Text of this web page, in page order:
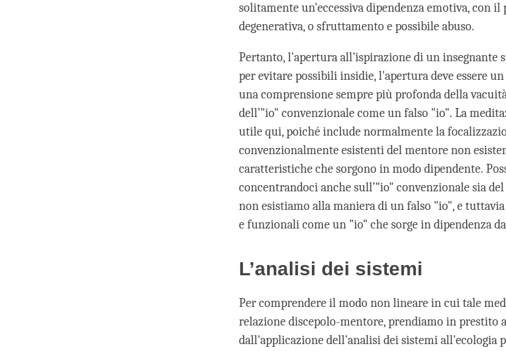
solitamente un'eccessiva dipendenza emotiva, con
degenerativa, o sfruttamento e possibile abuso.
Pertanto, l'apertura all'ispirazione di un insegnante
per evitare possibili insidie, l'apertura deve essere
una comprensione sempre più profonda della
dell’"io" convenzionale come un falso "io". La
utile qui, poiché include normalmente la
convenzionalmente esistenti del mentore non
caratteristiche che sorgono in modo dipendente.
concentrandoci anche sull’"io" convenzionale sia
non esistiamo alla maniera di un falso "io", e
e funzionali come un "io" che sorge in dipendenza
L’analisi dei sistemi
Per comprendere il modo non lineare in cui tale
relazione discepolo-mentore, prendiamo in
dall'applicazione dell'analisi dei sistemi all'ecologia